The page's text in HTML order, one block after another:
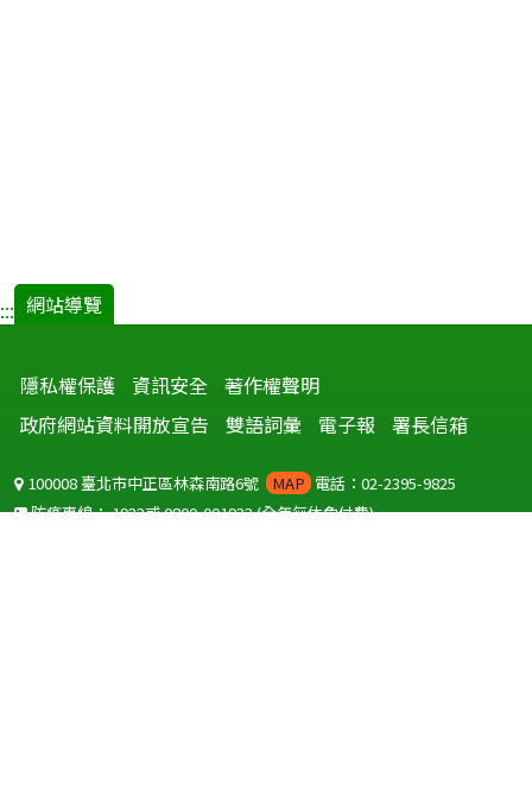
::: 網站導覽
隱私權保護 資訊安全 著作權聲明
政府網站資料開放宣告
雙語詞彙 電子報 署長信箱
100008 臺北市中正區林森南路6號 MAP 電話：02-2395-9825
防疫專線：1922或0800-001922(全年無休免付費)